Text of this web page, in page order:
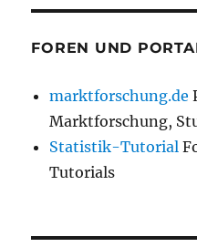
FOREN UND
marktforschung.de
Marktforschung,
Statistik-Tutorial
Tutorials